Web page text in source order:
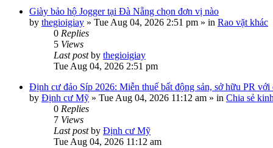
Giày bảo hộ Jogger tại Đà Nẵng chọn đơn vị nào
by thegioigiay » Tue Aug 04, 2026 2:51 pm » in Rao vặt khác
0 Replies
5 Views
Last postby thegioigiay
Tue Aug 04, 2026 2:51 pm
Định cư đảo Síp 2026: Miễn thuế bất động sản, sở hữu PR
by Định cư Mỹ » Tue Aug 04, 2026 11:12 am » in Chia sẻ
0 Replies
7 Views
Last postby Định cư Mỹ
Tue Aug 04, 2026 11:12 am